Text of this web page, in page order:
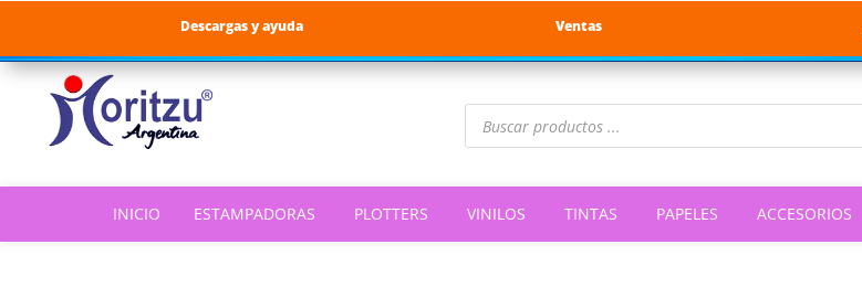
Descargas y ayuda Ventas
Búsqueda
productos
INICIO ESTAMPADORAS PLOTTERS VINILOS TINTAS PAPELES ACCESORIOS